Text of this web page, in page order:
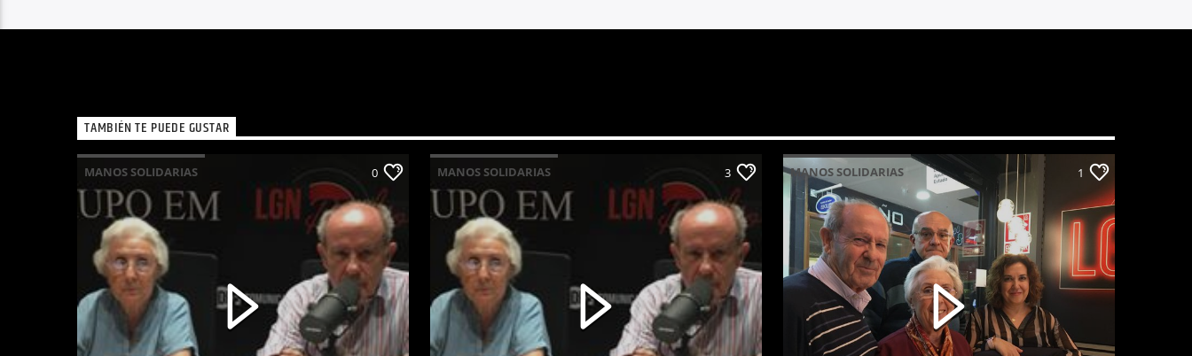
TAMBIÉN TE PUEDE GUSTAR
MANOS SOLIDARIAS 0 MANOS SOLIDARIAS 3 MANOS SOLIDARIAS 1